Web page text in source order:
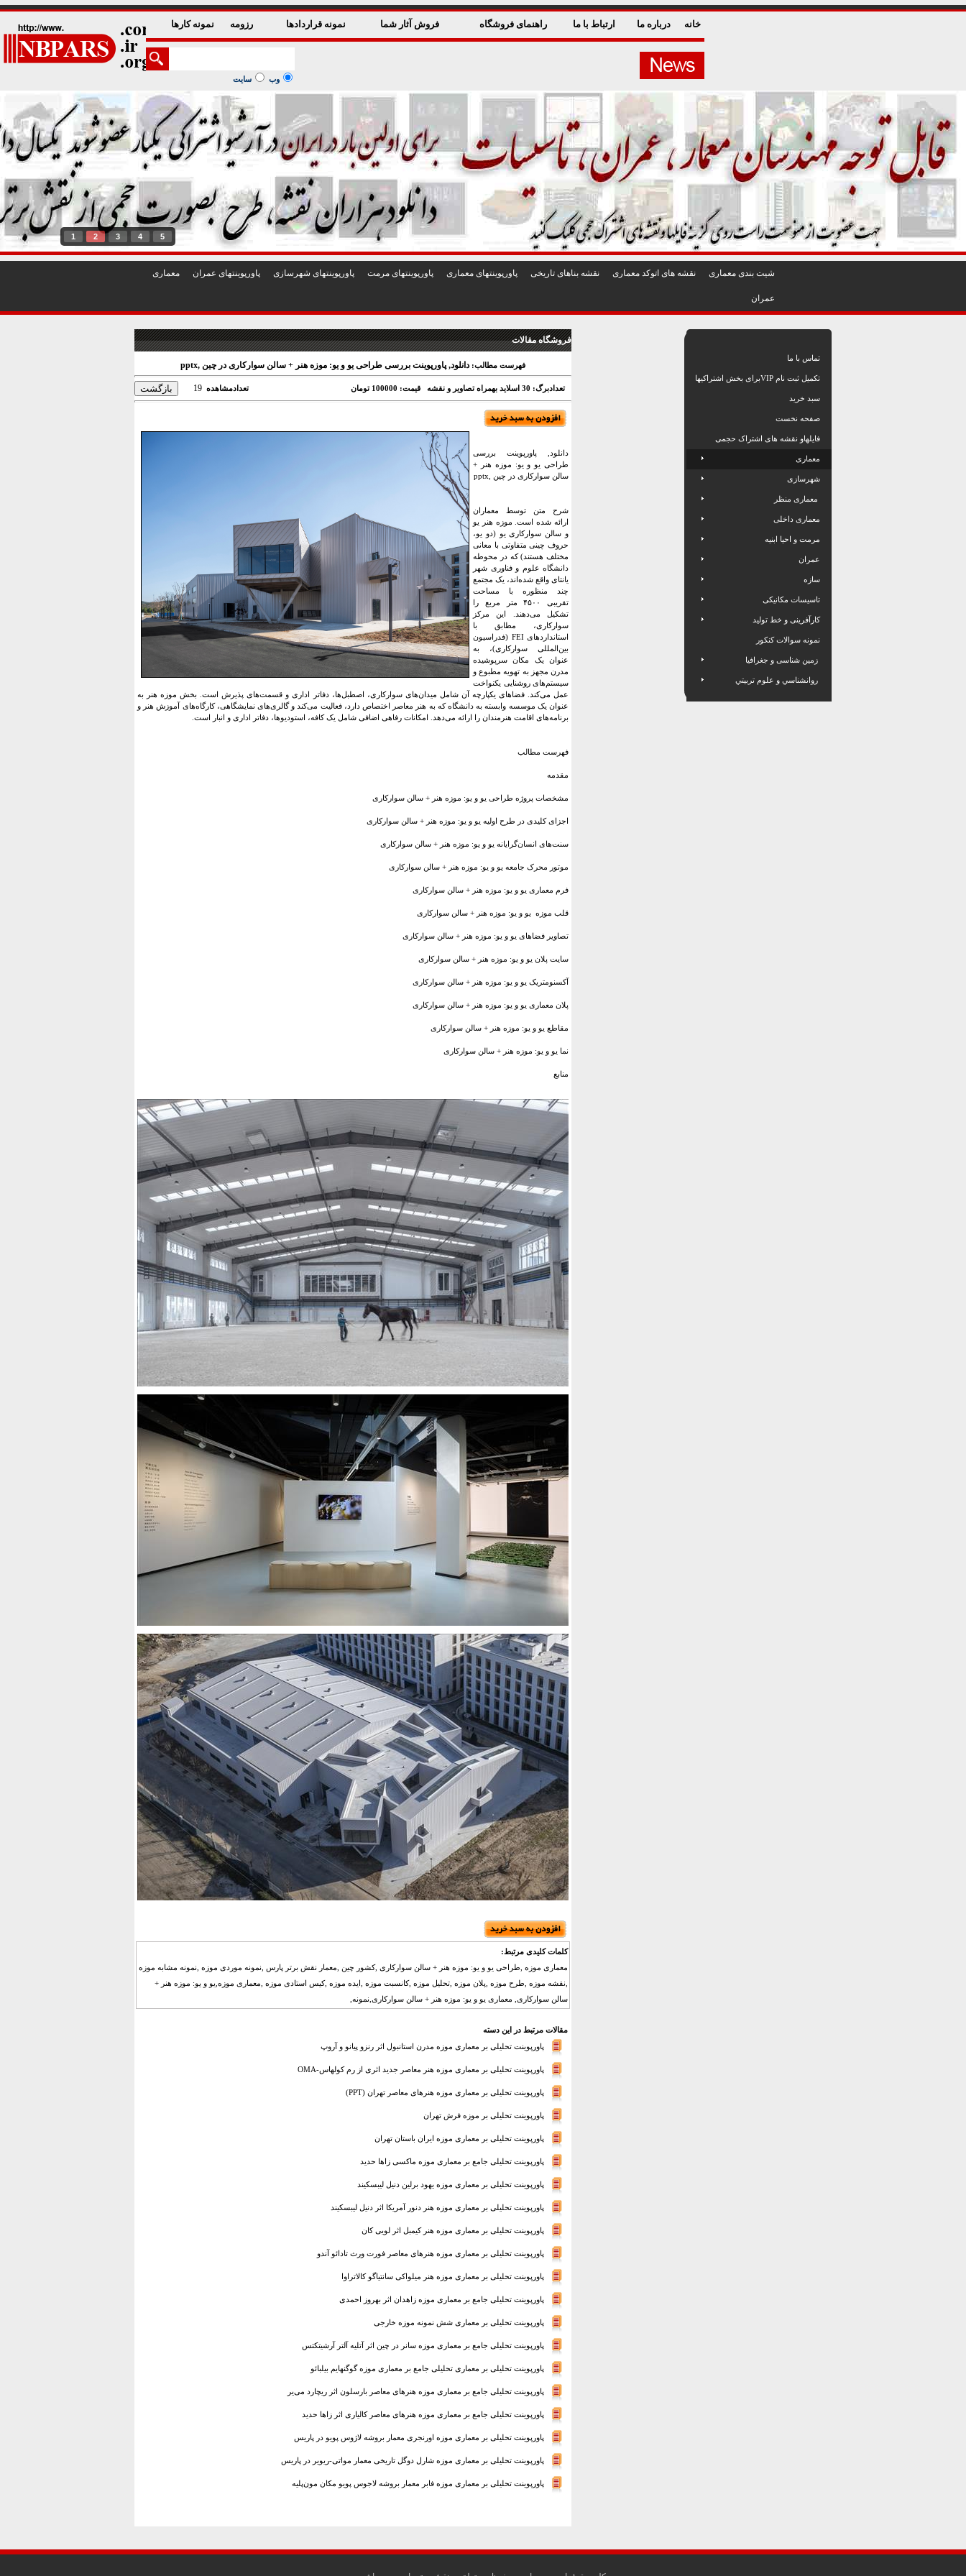
خانه درباره ما ارتباط با ما راهنمای فروشگاه فروش آثار شما نمونه قراردادها رزومه نمونه کارها
وب سایت
1 2 3 4 5
شيت بندی معماری نقشه های اتوکد معماری نقشه بناهای تاريخی پاورپوينتهای معماری پاورپوينتهای مرمت پاورپوينتهای شهرسازی پاورپوينتهای عمران معماری
عمران
فروشگاه مقالات
فهرست مطالب: دانلود, پاورپوینت بررسی طراحی یو و یو: موزه هنر + سالن سوارکاری در چین ,pptx
تعدادبرگ: 30 اسلاید بهمراه تصاویر و نقشه قیمت: 100000 تومان تعدادمشاهده 19
دانلود, پاورپوینت بررسی
طراحی یو و یو: موزه هنر +
سالن سوارکاری در چین ,pptx
شرح متن توسط معماران
ارائه شده است. موزه هنر یو
و سالن سوارکاری یو (دو یو،
حروف چینی متفاوتی با معانی
مختلف هستند) که در محوطه
دانشگاه علوم و فناوری شهر
یانتای واقع شده‌اند، یک مجتمع
چند منظوره با مساحت
تقریبی ۴۵۰۰ متر مربع را
تشکیل می‌دهند. این مرکز
سوارکاری، مطابق با
استانداردهای FEI (فدراسیون
بین‌المللی سوارکاری)، به
عنوان یک مکان سرپوشیده
مدرن مجهز به تهویه مطبوع و
سیستم‌های روشنایی یکنواخت
عمل می‌کند. فضاهای یکپارچه آن شامل میدان‌های سوارکاری، اصطبل‌ها، دفاتر اداری و قسمت‌های پذیرش است. بخش موزه هنر به
عنوان یک موسسه وابسته به دانشگاه که به هنر معاصر اختصاص دارد، فعالیت می‌کند و گالری‌های نمایشگاهی، کارگاه‌های آموزش هنر و
برنامه‌های اقامت هنرمندان را ارائه می‌دهد. امکانات رفاهی اضافی شامل یک کافه، استودیوها، دفاتر اداری و انبار است.
فهرست مطالب
مقدمه
مشخصات پروژه طراحی یو و یو: موزه هنر + سالن سوارکاری
اجزای کلیدی در طرح اولیه یو و یو: موزه هنر + سالن سوارکاری
سنت‌های انسان‌گرایانه یو و یو: موزه هنر + سالن سوارکاری
موتور محرک جامعه یو و یو: موزه هنر + سالن سوارکاری
فرم معماری یو و یو: موزه هنر + سالن سوارکاری
قلب موزه یو و یو: موزه هنر + سالن سوارکاری
تصاویر فضاهای یو و یو: موزه هنر + سالن سوارکاری
سایت پلان یو و یو: موزه هنر + سالن سوارکاری
آکسنومتریک یو و یو: موزه هنر + سالن سوارکاری
پلان معماری یو و یو: موزه هنر + سالن سوارکاری
مقاطع یو و یو: موزه هنر + سالن سوارکاری
نما یو و یو: موزه هنر + سالن سوارکاری
منابع
کلمات کلیدی مرتبط:
معماری موزه ,طراحی یو و یو: موزه هنر + سالن سوارکاری ,کشور چین ,معمار نقش برتر پارس ,نمونه موردی موزه ,نمونه مشابه موزه
,نقشه موزه ,طرح موزه ,پلان موزه ,تحلیل موزه ,کانسبت موزه ,ایده موزه ,کیس استادی موزه ,معماری موزه,یو و یو: موزه هنر +
سالن سوارکاری, معماری یو و یو: موزه هنر + سالن سوارکاری,نمونه,
مقالات مرتبط در این دسته
پاورپوینت تحلیلی بر معماری موزه‌ مدرن استانبول اثر رنزو پیانو و آروپ
پاورپوینت تحلیلی بر معماری موزه هنر معاصر جدید اثری از رم کولهاس-OMA
پاورپوینت تحلیلی بر معماری موزه هنرهای معاصر تهران (PPT)
پاورپوینت تحلیلی بر موزه فرش تهران
پاورپوینت تحلیلی بر معماری موزه ایران باستان تهران
پاورپوینت تحلیلی جامع بر معماری موزه ماکسی زاها حدید
پاورپوینت تحلیلی بر معماری موزه یهود برلین دنیل لیبسکیند
پاورپوینت تحلیلی بر معماری موزه هنر دنور آمریکا اثر دنیل لیبسکیند
پاورپوینت تحلیلی بر معماری موزه هنر کیمبل اثر لویی کان
پاورپوینت تحلیلی بر معماری موزه هنرهای معاصر فورت ورث تادائو آندو
پاورپوینت تحلیلی بر معماری موزه هنر میلواکی سانتیاگو کالاتراوا
پاورپوینت تحلیلی جامع بر معماری موزه زاهدان اثر بهروز احمدی
پاورپوینت تحلیلی بر معماری شش نمونه موزه خارجی
پاورپوینت تحلیلی جامع بر معماری موزه سانر در چین اثر آتلیه آلتر آرشیتکتس
پاورپوینت تحلیلی بر معماری تحلیلی جامع بر معماری موزه گوگنهایم بیلبائو
پاورپوینت تحلیلی جامع بر معماری موزه هنرهای معاصر بارسلون اثر ریچارد می‌یر
پاورپوینت تحلیلی جامع بر معماری موزه هنرهای معاصر کالیاری اثر زاها حدید
پاورپوینت تحلیلی بر معماری موزه اورنجری معمار بروشه لاژوس پویو در پاریس
پاورپوینت تحلیلی بر معماری موزه شارل دوگل تاریخی معمار مواتی-ریویر در پاریس
پاورپوینت تحلیلی بر معماری موزه فابر معمار بروشه لاجوس پویو مکان مون‌پلیه
تماس با ما
تکمیل ثبت نام VIPبرای بخش اشتراکیها
سبد خرید
صفحه نخست
فایلهاو نقشه های اشتراک حجمی
معماری
شهرسازی
معماری منظر
معماری داخلی
مرمت و احیا ابنیه
عمران
سازه
تاسیسات مکانیکی
کارآفرینی و خط تولید
نمونه سوالات کنکور
زمین شناسی و جغرافیا
روانشناسي و علوم تربيتي